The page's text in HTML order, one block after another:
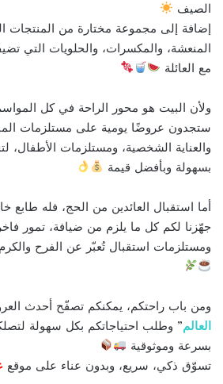
الصيف
إضافة إلى مجموعة مختارة من المنتجات
المنعشة، والمكسرات، والحلويات التي
مع العائلة
ولأن البيت هو محور الراحة في كل
ستجدون عروضًا يومية على مستلزمات
والعناية الشخصية، ومستلزمات الأطفال،
بسهولة وبأفضل قيمة
أما استقبال العائدين من الحج، فله طابع
جهّزنا لكم كل ما يلزم من ضيافة، تمور
ومستلزمات استقبال تُعبّر عن الفرح والكرم
ومن باب راحتكم، يمكنكم تصفّح أحدث
العالم” وطلب احتياجاتكم بكل سهولة
بسرعة وموثوقية
تسوّق ذكي، سريع، وبدون عناء على موقع